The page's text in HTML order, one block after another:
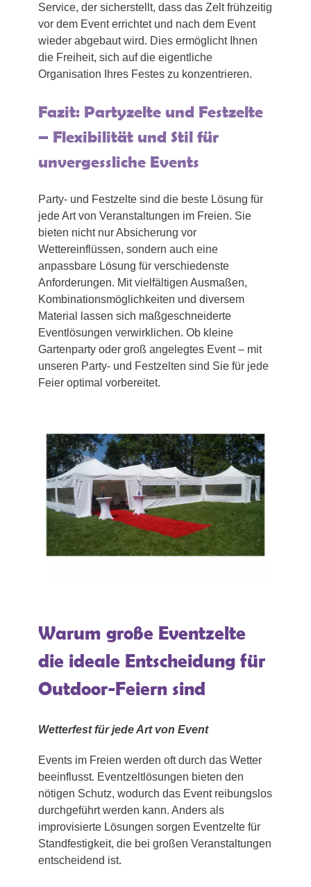
Service, der sicherstellt, dass das Zelt frühzeitig
vor dem Event errichtet und nach dem Event
wieder abgebaut wird. Dies ermöglicht Ihnen
die Freiheit, sich auf die eigentliche
Organisation Ihres Festes zu konzentrieren.
Fazit: Partyzelte und Festzelte
– Flexibilität und Stil für
unvergessliche Events
Party- und Festzelte sind die beste Lösung für
jede Art von Veranstaltungen im Freien. Sie
bieten nicht nur Absicherung vor
Wettereinflüssen, sondern auch eine
anpassbare Lösung für verschiedenste
Anforderungen. Mit vielfältigen Ausmaßen,
Kombinationsmöglichkeiten und diversem
Material lassen sich maßgeschneiderte
Eventlösungen verwirklichen. Ob kleine
Gartenparty oder groß angelegtes Event – mit
unseren Party- und Festzelten sind Sie für jede
Feier optimal vorbereitet.
Warum große Eventzelte
die ideale Entscheidung für
Outdoor-Feiern sind
Wetterfest für jede Art von Event
Events im Freien werden oft durch das Wetter
beeinflusst. Eventzeltlösungen bieten den
nötigen Schutz, wodurch das Event reibungslos
durchgeführt werden kann. Anders als
improvisierte Lösungen sorgen Eventzelte für
Standfestigkeit, die bei großen Veranstaltungen
entscheidend ist.